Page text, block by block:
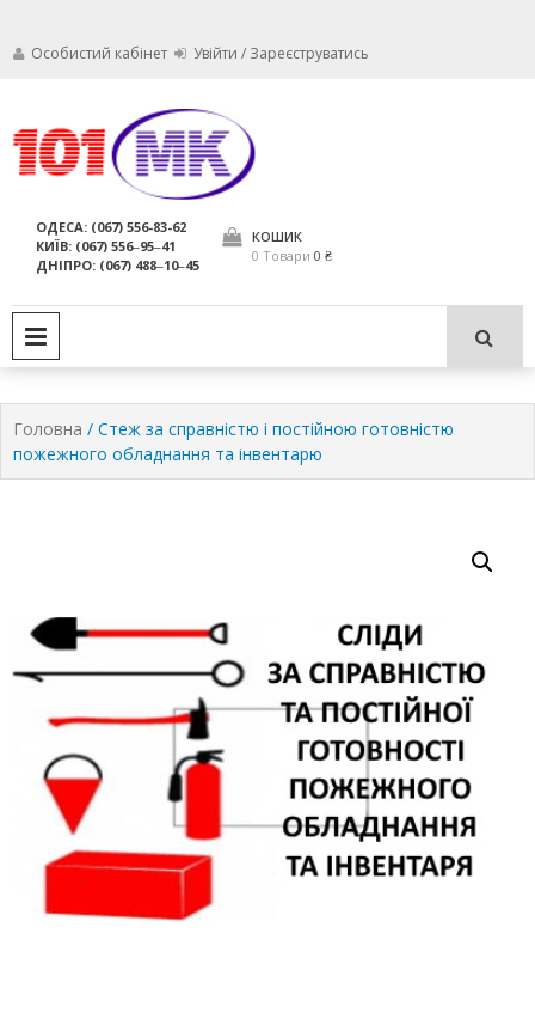
Особистий кабінет Увійти / Зареєструватись
компанія МАРКО
використання за призначенням.
ОДЕСА: (067) 556-83-62
КИЇВ: (067) 556‒95‒41
ДНІПРО: (067) 488‒10‒45
КОШИК
0 Товари 0 ₴
Головна / Стеж за справністю і постійною готовністю
пожежного обладнання та інвентарю